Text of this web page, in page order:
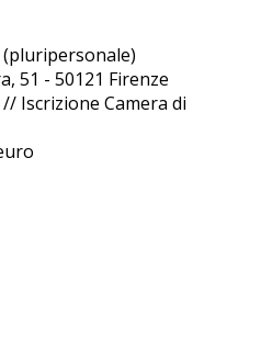
(pluripersonale)
51 - 50121 Firenze
// Iscrizione Camera di